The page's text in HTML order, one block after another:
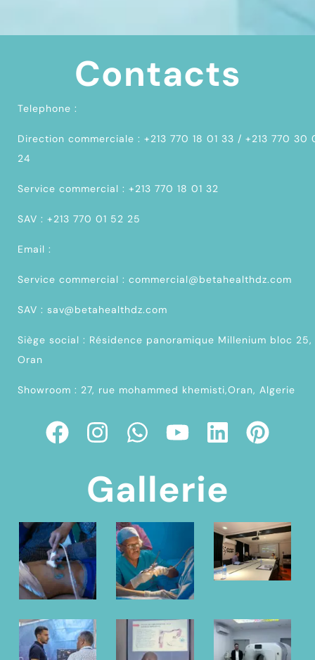
Contacts
Telephone :
Direction commerciale : +213 770 18 01 33 / +213 770 30
24
Service commercial : +213 770 18 01 32
SAV : +213 770 01 52 25
Email :
Service commercial : commercial@betahealthdz.com
SAV : sav@betahealthdz.com
Siège social : Résidence panoramique Millenium bloc 25,
Oran
Showroom : 27, rue mohammed khemisti,Oran, Algerie
Gallerie